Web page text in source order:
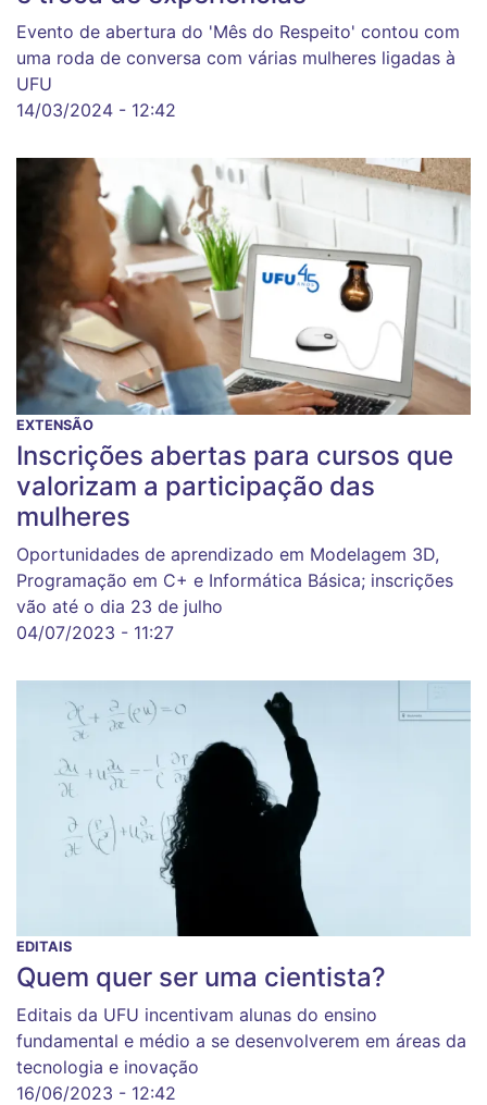
Evento de abertura do 'Mês do Respeito' contou com
uma roda de conversa com várias mulheres ligadas à
UFU
14/03/2024 - 12:42
EXTENSÃO
Inscrições abertas para cursos que
valorizam a participação das
mulheres
Oportunidades de aprendizado em Modelagem 3D,
Programação em C+ e Informática Básica; inscrições
vão até o dia 23 de julho
04/07/2023 - 11:27
EDITAIS
Quem quer ser uma cientista?
Editais da UFU incentivam alunas do ensino
fundamental e médio a se desenvolverem em áreas da
tecnologia e inovação
16/06/2023 - 12:42